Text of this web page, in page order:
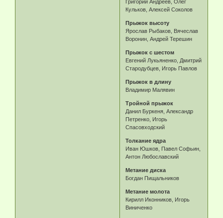
Григорий Андреев, Олег
Кульков, Алексей Соколов
Прыжок высоту
Ярослав Рыбаков, Вячеслав
Воронин, Андрей Терешин
Прыжок с шестом
Евгений Лукьяненко, Дмитрий
Стародубцев, Игорь Павлов
Прыжок в длину
Владимир Малявин
Тройной прыжок
Данил Буркеня, Александр
Петренко, Игорь
Спасовходский
Толкание ядра
Иван Юшков, Павел Софьин,
Антон Любославский
Метание диска
Богдан Пищальников
Метание молота
Кирилл Иконников, Игорь
Виниченко